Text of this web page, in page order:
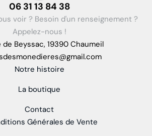
06 31 13 84 38
voir ? Besoin d'un renseignement ?
Appelez-nous !
Beyssac, 19390 Chaumeil
Notre histoire
La boutique
Contact
Générales de Vente